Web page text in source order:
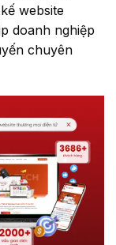
website
doanh nghiệp
chuyên